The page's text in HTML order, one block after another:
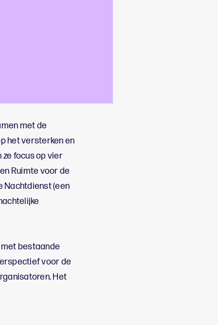
geschikt zijn
met de
het versterken en
ze focus op vier
Ruimte voor de
Nachtdienst (een
met bestaande
voor de
Het